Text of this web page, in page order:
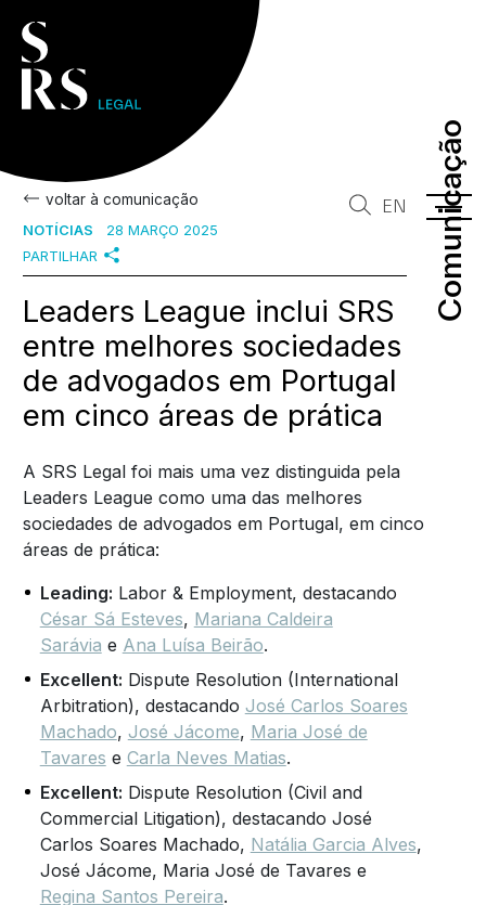
Comunicação
Comunicação
EN
voltar à comunicação
NOTÍCIAS
28 MARÇO 2025
PARTILHAR
Leaders League inclui SRS
entre melhores sociedades
de advogados em Portugal
em cinco áreas de prática
A SRS Legal foi mais uma vez distinguida pela
Leaders League como uma das melhores
sociedades de advogados em Portugal, em cinco
áreas de prática:
Leading: Labor & Employment, destacando
César Sá Esteves, Mariana Caldeira
Sarávia e Ana Luísa Beirão.
Excellent: Dispute Resolution (International
Arbitration), destacando José Carlos Soares
Machado, José Jácome, Maria José de
Tavares e Carla Neves Matias.
Excellent: Dispute Resolution (Civil and
Commercial Litigation), destacando José
Carlos Soares Machado, Natália Garcia Alves,
José Jácome, Maria José de Tavares e
Regina Santos Pereira.